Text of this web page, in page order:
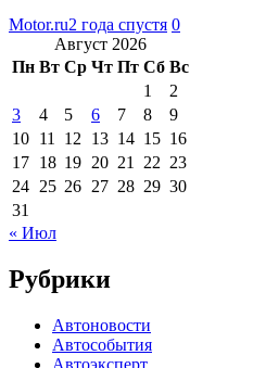
Motor.ru2 года спустя 0
Август 2026
Пн Вт Ср Чт Пт Сб Вс
1
2
3
4 5 6 7 8
9
10 11 12 13 14 15 16
17 18 19 20 21 22 23
24 25 26 27 28 29 30
31
« Июл
Рубрики
Автоновости
Автособытия